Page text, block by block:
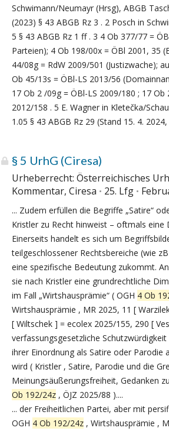
Schwimann/Neumayr (Hrsg), ABGB
(2023) § 43 ABGB Rz 3 . 2 Posch in
5 § 43 ABGB Rz 1 ff . 3 4 Ob 377/77 =
Parteien); 4 Ob 198/00x = ÖBl 2001, 35
44/08g = RdW 2009/501 (Justizwache);
Ob 45/13s = ÖBl-LS 2013/56
17 Ob 2 /09g = ÖBl-LS 2009/180 ; 17 Ob
2012/158 . 5 E. Wagner in Kletečka/
1.05 § 43 ABGB Rz 29 (Stand 15. 4. 2024,
§ 5 UrhG (Ciresa)
Urheberrecht: Österreichisches
Kommentar, Ciresa
25. Lfg
... Zudem erfüllen die Begriffe „Satire“
Kristler zu Recht hinweist – oftmals eine
Einerseits handelt es sich um
teilgeschlossener Rechtsbereiche (wie
eine spezifische Bedeutung zukommt.
sie nach Kristler eine grundrechtliche
im Fall „Wirtshausprämie“ ( OGH 4 Ob
Wirtshausprämie , MR 2025, 11 [
[ Wiltschek ] = ecolex 2025/155, 290 [
verfassungsgesetzliche
ihrer Einordnung als Satire oder Parodie
wird ( Kristler , Satire, Parodie und die
Meinungsäußerungsfreiheit, Gedanken
Ob 192/24z , ÖJZ 2025/88 )....
... der Freiheitlichen Partei, aber mit
OGH 4 Ob 192/24z , Wirtshausprämie ,